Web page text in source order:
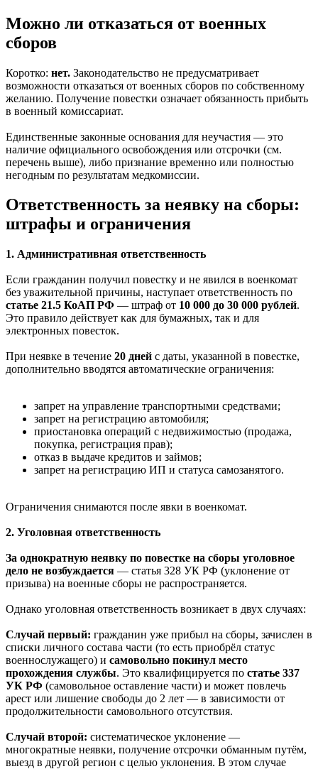
Можно ли отказаться от военных
сборов
Коротко: нет. Законодательство не предусматривает
возможности отказаться от военных сборов по собственному
желанию. Получение повестки означает обязанность прибыть
в военный комиссариат.
Единственные законные основания для неучастия — это
наличие официального освобождения или отсрочки (см.
перечень выше), либо признание временно или полностью
негодным по результатам медкомиссии.
Ответственность за неявку на сборы:
штрафы и ограничения
1. Административная ответственность
Если гражданин получил повестку и не явился в военкомат
без уважительной причины, наступает ответственность по
статье 21.5 КоАП РФ — штраф от 10 000 до 30 000 рублей.
Это правило действует как для бумажных, так и для
электронных повесток.
При неявке в течение 20 дней с даты, указанной в повестке,
дополнительно вводятся автоматические ограничения:
запрет на управление транспортными средствами;
запрет на регистрацию автомобиля;
приостановка операций с недвижимостью (продажа,
покупка, регистрация прав);
отказ в выдаче кредитов и займов;
запрет на регистрацию ИП и статуса самозанятого.
Ограничения снимаются после явки в военкомат.
2. Уголовная ответственность
За однократную неявку по повестке на сборы уголовное
дело не возбуждается — статья 328 УК РФ (уклонение от
призыва) на военные сборы не распространяется.
Однако уголовная ответственность возникает в двух случаях:
Случай первый: гражданин уже прибыл на сборы, зачислен в
списки личного состава части (то есть приобрёл статус
военнослужащего) и самовольно покинул место
прохождения службы. Это квалифицируется по статье 337
УК РФ (самовольное оставление части) и может повлечь
арест или лишение свободы до 2 лет — в зависимости от
продолжительности самовольного отсутствия.
Случай второй: систематическое уклонение —
многократные неявки, получение отсрочки обманным путём,
выезд в другой регион с целью уклонения. В этом случае